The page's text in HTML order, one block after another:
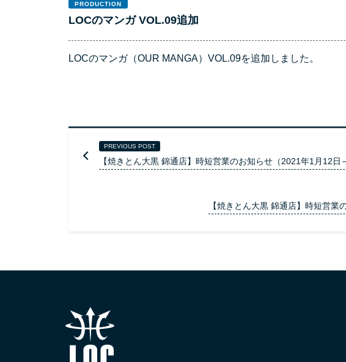
PRODUCTION
LOCのマンガ VOL.09追加
LOCのマンガ（OUR MANGA）VOL.09を追加しました。
PREVIOUS POST
【焼きとん大黒 錦通店】時短営業のお知らせ（2021年1月12日
【焼きとん大黒 錦通店】時短営業